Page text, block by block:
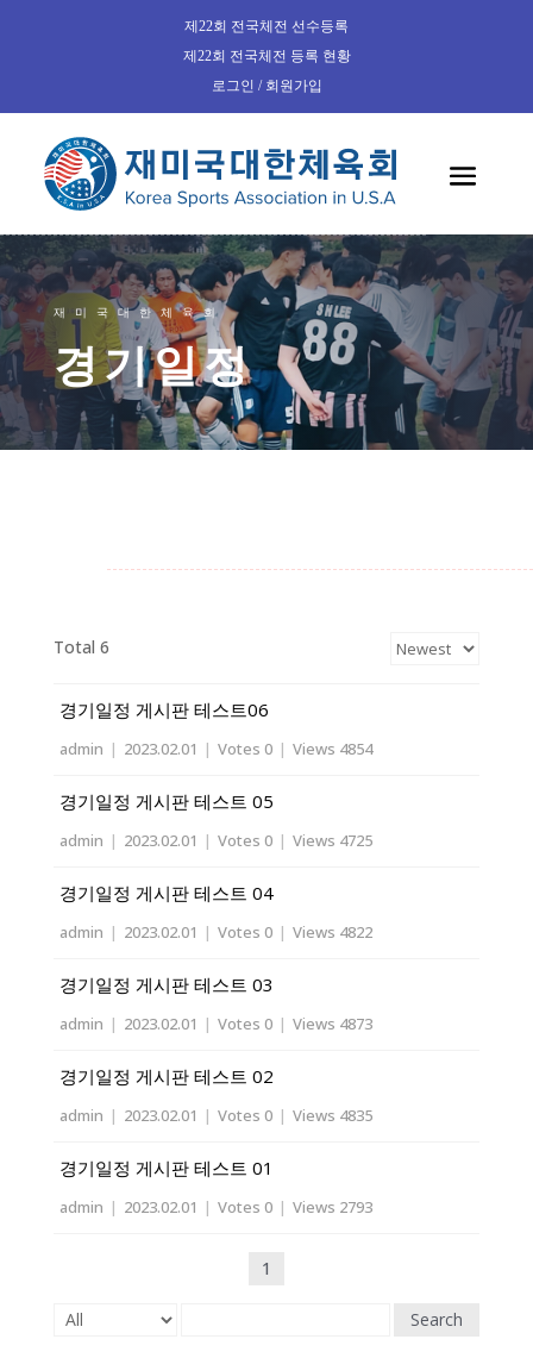
제22회 전국체전 선수등록
제22회 전국체전 등록 현황
로그인 / 회원가입
재미국대한체육회
경기일정
Total 6
경기일정 게시판 테스트06
admin | 2023.02.01 | Votes 0 | Views 4854
경기일정 게시판 테스트 05
admin | 2023.02.01 | Votes 0 | Views 4725
경기일정 게시판 테스트 04
admin | 2023.02.01 | Votes 0 | Views 4822
경기일정 게시판 테스트 03
admin | 2023.02.01 | Votes 0 | Views 4873
경기일정 게시판 테스트 02
admin | 2023.02.01 | Votes 0 | Views 4835
경기일정 게시판 테스트 01
admin | 2023.02.01 | Votes 0 | Views 2793
1
Search